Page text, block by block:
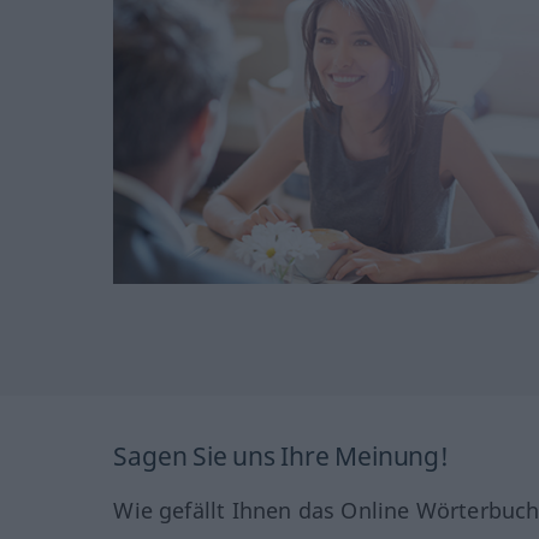
Sagen Sie uns Ihre Meinung!
Wie gefällt Ihnen das Online